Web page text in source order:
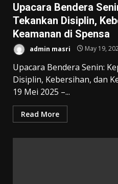
Upacara Bendera
Tekankan Disiplin,
Keamanan di Spensa
admin masri May 19,
Upacara Bendera Senin:
Disiplin, Kebersihan, dan
19 Mei 2025 –...
Read More